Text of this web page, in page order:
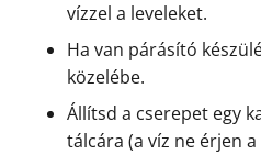
vízzel a leveleket.
Ha van párásító
közelébe.
Állítsd a cserepet egy
tálcára (a víz ne érjen